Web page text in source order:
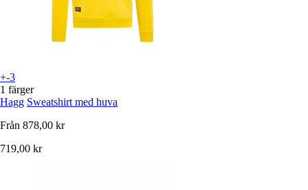
+-3
1 färger
Hagg Sweatshirt med huva
Från 878,00 kr
719,00 kr